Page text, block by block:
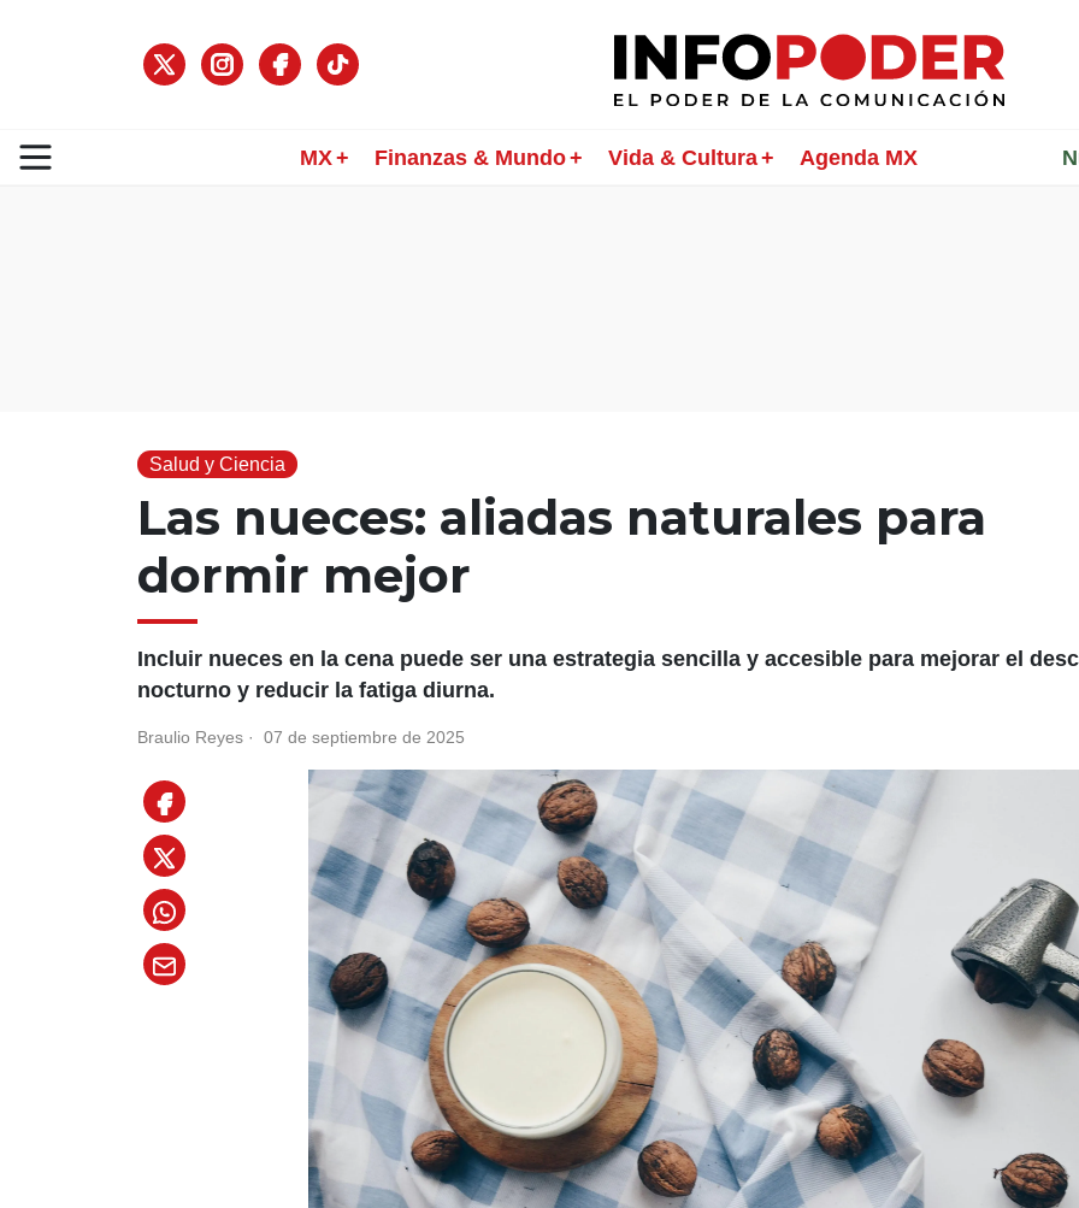
MX Finanzas & Mundo Vida & Cultura Agenda MX
Salud y Ciencia
Las nueces: aliadas naturales para
dormir mejor
Incluir nueces en la cena puede ser una estrategia sencilla y accesible para mejorar el
nocturno y reducir la fatiga diurna.
Braulio Reyes · 07 de septiembre de 2025